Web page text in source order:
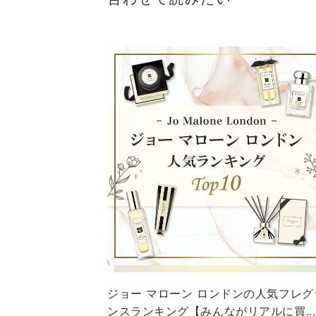
ジョー マローン ロンドンの人気フレ
ンスランキング【みんながリアルに買...